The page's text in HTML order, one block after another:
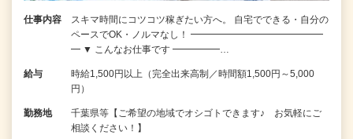
仕事内容
スキマ時間にコツコツ稼ぎたい方へ。 自宅でできる・自分の
ペースでOK・ノルマなし！ ━━━━━━━━━━━━━━
━ ▼ こんなお仕事です ━━━━━…
給与
時給1,500円以上（完全出来高制／時間額1,500円～5,000
円）
勤務地
千葉県等【ご希望の地域でオシゴトできます♪ お気軽にご
相談ください！】